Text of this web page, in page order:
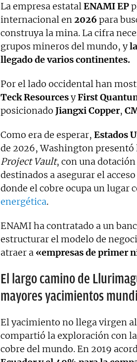
La empresa estatalENAMI EP
internacional en2026 para
construya la mina. La cifra
grupos mineros del mundo, y
llegado de varios continentes.
Por el lado occidental han
Teck ResourcesyFirst
posicionado Jiangxi Copper,
Como era de esperar, Estados
de 2026, Washington
Project Vault, con una
destinados a asegurar el
donde el cobre ocupa un lugar
energética.
ENAMI ha contratado a un
estructurar el modelo de
atraer a «empresas de primer
El largo camino de
mayores yacimientos
El yacimiento no llega virgen
compartió la exploración con
cobre del mundo. En 2019